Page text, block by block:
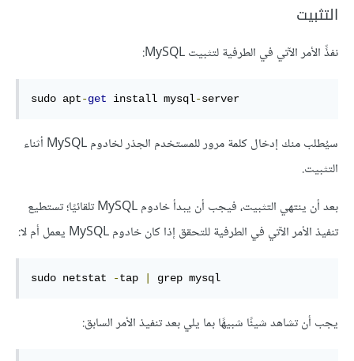
التثبيت
نفذِّ الأمر الآتي في الطرفية لتثبيت MySQL:
sudo apt-get install mysql-server
سيُطلب منك إدخال كلمة مرور للمستخدم الجذر لخادوم MySQL أثناء
التثبيت.
بعد أن ينتهي التثبيت، فيجب أن يبدأ خادوم MySQL تلقائيًا؛ تستطيع
تنفيذ الأمر الآتي في الطرفية للتحقق إذا كان خادوم MySQL يعمل أم لا:
sudo netstat -tap grep mysql
يجب أن تشاهد شيئًا شبيهًا بما يلي بعد تنفيذ الأمر السابق: